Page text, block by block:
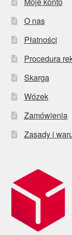
O nas
Płatności
Procedura
Skarga
Wózek
Zamówienia
Zasady i